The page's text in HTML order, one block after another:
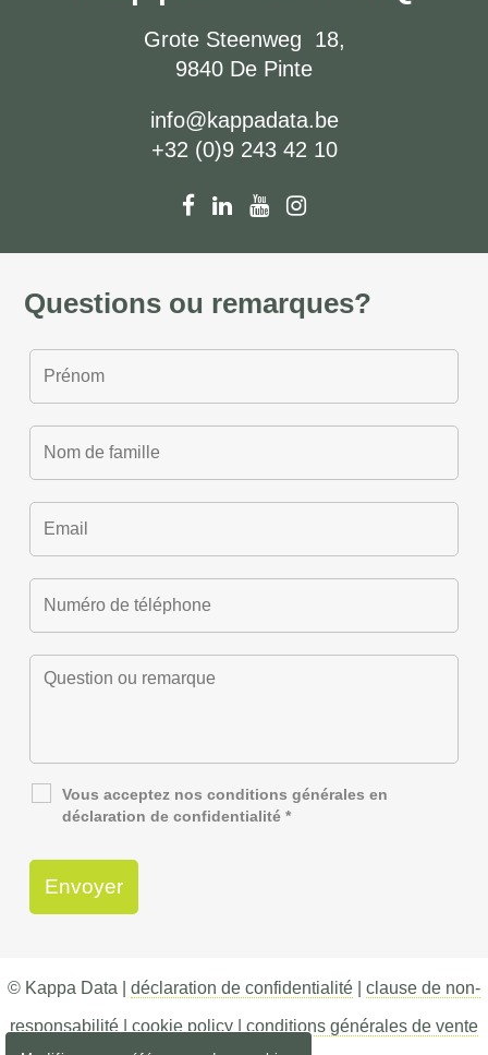
Grote Steenweg 18,
9840 De Pinte
info@kappadata.be
+32 (0)9 243 42 10
Questions ou remarques?
Vous acceptez nosconditions générales en
déclaration de confidentialité *
© Kappa Data | déclaration de confidentialité clause de non-
responsabilité cookie policy conditions générales de vente